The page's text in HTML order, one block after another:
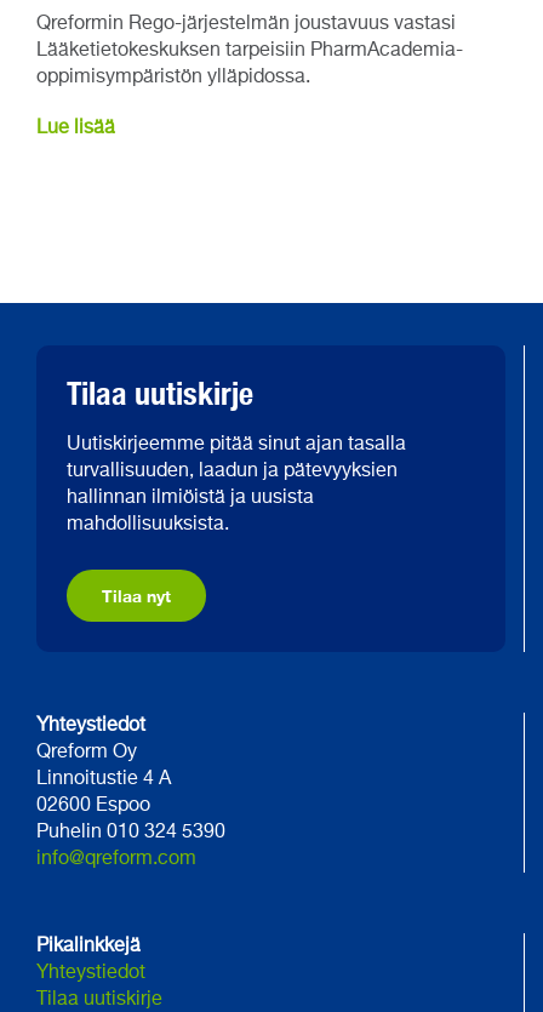
Qreformin Rego-järjestelmän joustavuus vastasi
Lääketietokeskuksen tarpeisiin PharmAcademia-
oppimisympäristön ylläpidossa.
Lue lisää
Tilaa uutiskirje
Uutiskirjeemme pitää sinut ajan tasalla
turvallisuuden, laadun ja pätevyyksien
hallinnan ilmiöistä ja uusista
mahdollisuuksista.
Tilaa nyt
Yhteystiedot
Qreform Oy
Linnoitustie 4 A
02600 Espoo
Puhelin 010 324 5390
info@qreform.com
Pikalinkkejä
Yhteystiedot
Tilaa uutiskirje